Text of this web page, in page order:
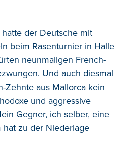
der Deutsche mit
beim Rasenturnier in Halle
neunmaligen French-
Und auch diesmal
Zehnte aus Mallorca kein
und aggressive
Gegner, ich selber, eine
hat zu der Niederlage